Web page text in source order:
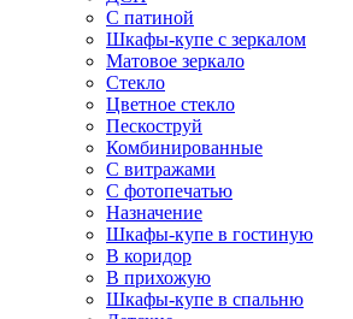
С патиной
Шкафы-купе с зеркалом
Матовое зеркало
Стекло
Цветное стекло
Пескоструй
Комбинированные
С витражами
С фотопечатью
Назначение
Шкафы-купе в гостиную
В коридор
В прихожую
Шкафы-купе в спальню